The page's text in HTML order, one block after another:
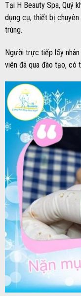
Tại H Beauty Spa, Quý
dụng cụ, thiết bị
trùng.
Người trực tiếp lấy nhân
viên đã qua đào tạo, có